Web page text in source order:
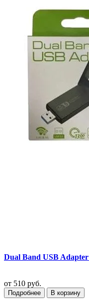
Dual Band USB
от 510 руб.
Подробнее В корзину